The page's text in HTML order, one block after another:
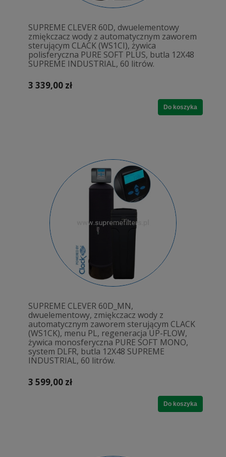
SUPREME CLEVER 60D, dwuelementowy
zmiękczacz wody z automatycznym zaworem
sterującym CLACK (WS1CI), żywica
polisferyczna PURE SOFT PLUS, butla 12X48
SUPREME INDUSTRIAL, 60 litrów.
3 339,00 zł
Do koszyka
SUPREME CLEVER 60D_MN,
dwuelementowy, zmiękczacz wody z
automatycznym zaworem sterującym CLACK
(WS1CK), menu PL, regeneracja UP-FLOW,
żywica monosferyczna PURE SOFT MONO,
system DLFR, butla 12X48 SUPREME
INDUSTRIAL, 60 litrów.
3 599,00 zł
Do koszyka